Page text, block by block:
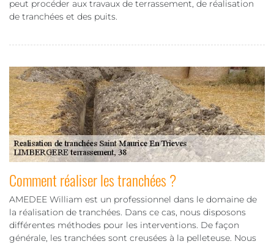
peut procéder aux travaux de terrassement, de réalisation
de tranchées et des puits.
Comment réaliser les tranchées ?
AMEDEE William est un professionnel dans le domaine de
la réalisation de tranchées. Dans ce cas, nous disposons
différentes méthodes pour les interventions. De façon
générale, les tranchées sont creusées à la pelleteuse. Nous